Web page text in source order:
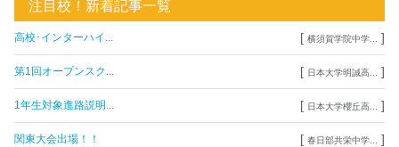
注目校！新着記事一覧
高校･インターハイ... [ 横須賀学院中学... ]
第1回オープンスク... [ 日本大学明誠高... ]
1年生対象進路説明... [ 日本大学櫻丘高... ]
関東大会出場！！ [ 春日部共栄中学... ]